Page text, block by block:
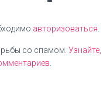
авторизоваться
со спамом. Узнайте,